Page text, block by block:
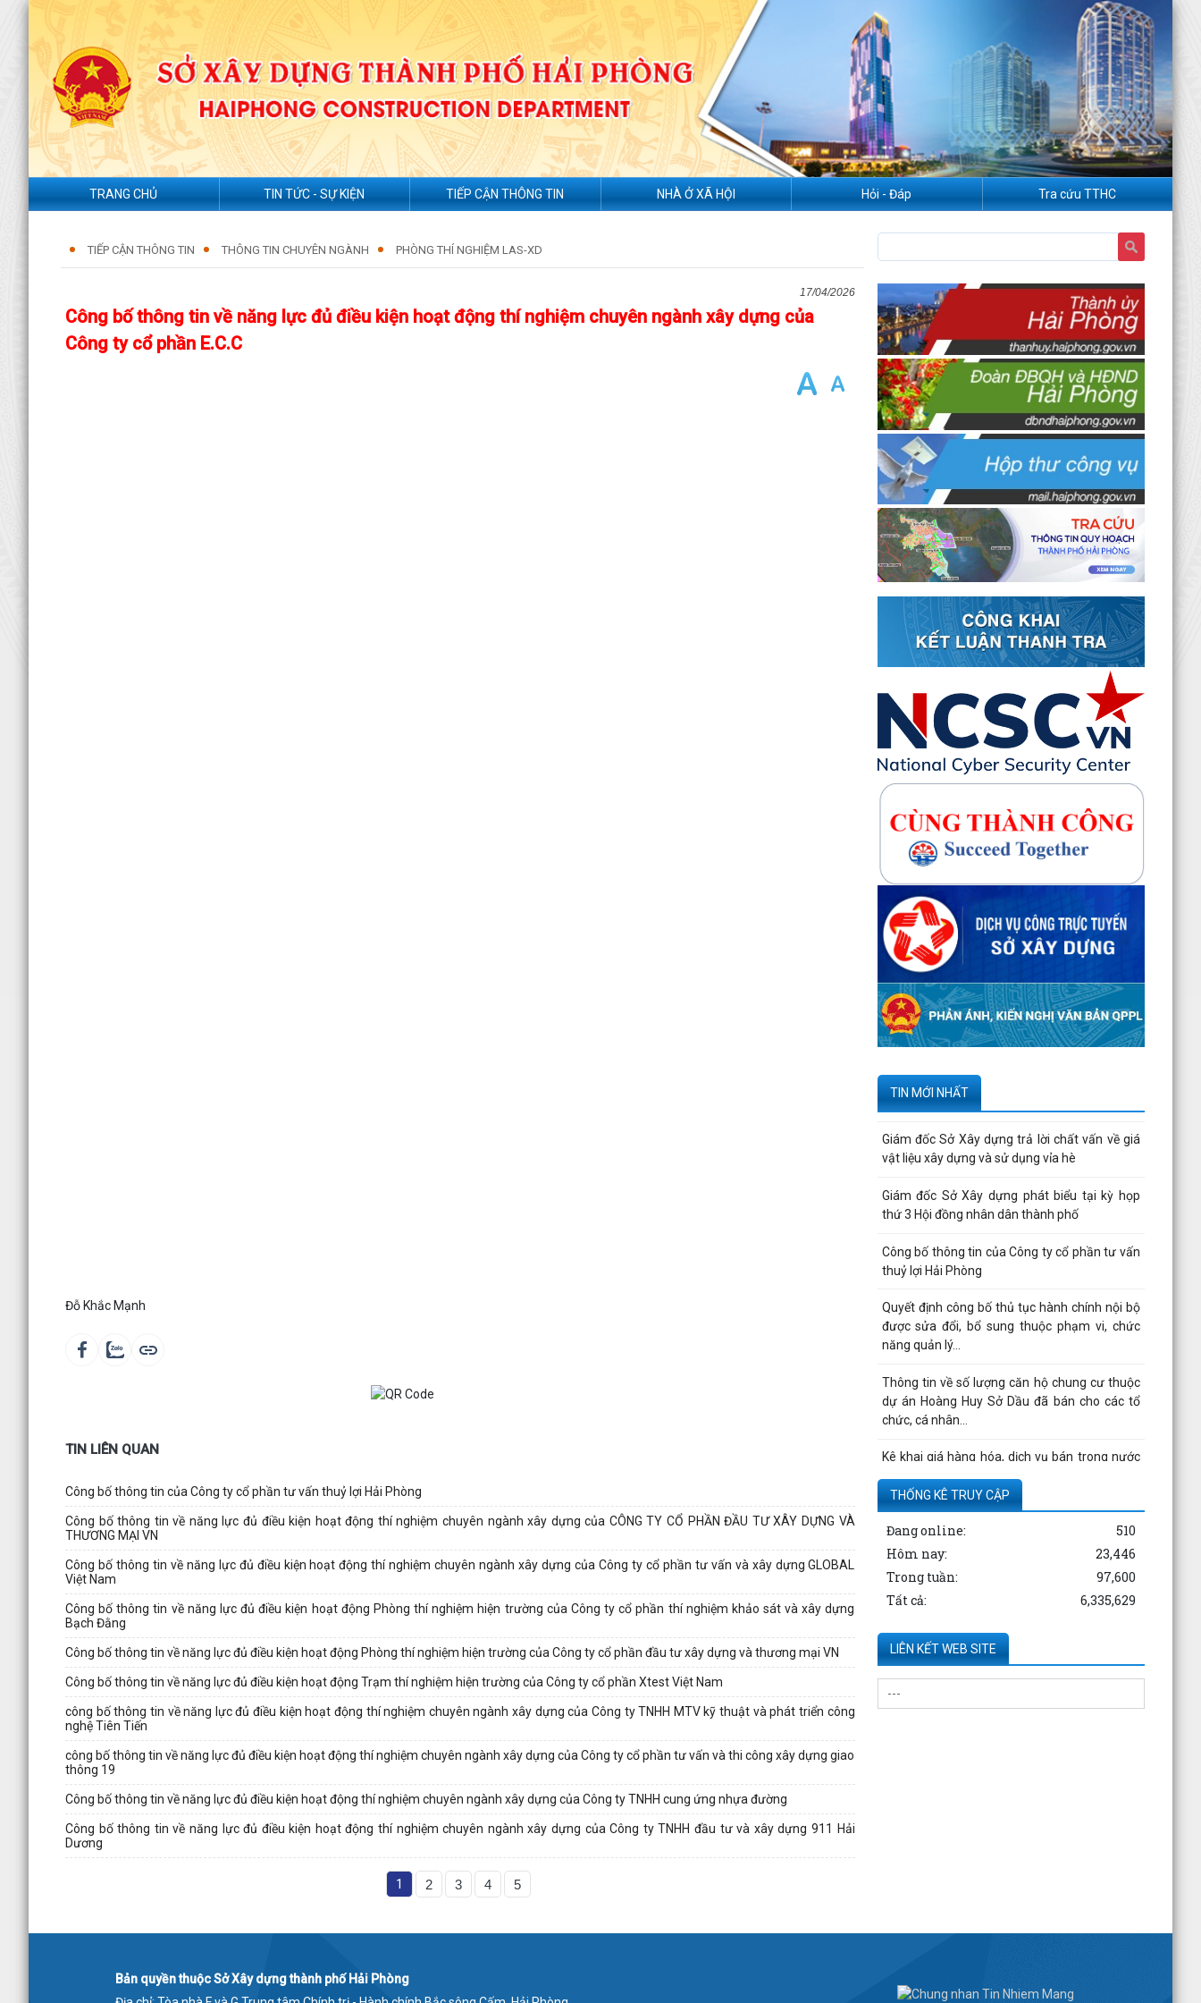
TRANG CHỦ TIN TỨC - SỰ KIỆN TIẾP CẬN THÔNG TIN NHÀ Ở XÃ HỘI Hỏi - Đáp Tra cứu TTHC
TIẾP CẬN THÔNG TIN THÔNG TIN CHUYÊN NGÀNH PHÒNG THÍ NGHIỆM LAS-XD
17/04/2026
Công bố thông tin về năng lực đủ điều kiện hoạt động thí nghiệm chuyên ngành xây dựng của
Công ty cổ phần E.C.C
Đỗ Khắc Mạnh
TIN LIÊN QUAN
Công bố thông tin của Công ty cổ phần tư vấn thuỷ lợi Hải Phòng
Công bố thông tin về năng lực đủ điều kiện hoạt động thí nghiệm chuyên ngành xây dựng của CÔNG TY CỔ PHẦN ĐẦU TƯ XÂY DỰNG VÀ
THƯƠNG MẠI VN
Công bố thông tin về năng lực đủ điều kiện hoạt động thí nghiệm chuyên ngành xây dựng của Công ty cổ phần tư vấn và xây dựng GLOBAL
Việt Nam
Công bố thông tin về năng lực đủ điều kiện hoạt động Phòng thí nghiệm hiện trường của Công ty cổ phần thí nghiệm khảo sát và xây dựng
Bạch Đằng
Công bố thông tin về năng lực đủ điều kiện hoạt động Phòng thí nghiệm hiện trường của Công ty cổ phần đầu tư xây dựng và thương mại VN
Công bố thông tin về năng lực đủ điều kiện hoạt động Trạm thí nghiệm hiện trường của Công ty cổ phần Xtest Việt Nam
công bố thông tin về năng lực đủ điều kiện hoạt động thí nghiệm chuyên ngành xây dựng của Công ty TNHH MTV kỹ thuật và phát triển công
nghệ Tiên Tiến
công bố thông tin về năng lực đủ điều kiện hoạt động thí nghiệm chuyên ngành xây dựng của Công ty cổ phần tư vấn và thi công xây dựng giao
thông 19
Công bố thông tin về năng lực đủ điều kiện hoạt động thí nghiệm chuyên ngành xây dựng của Công ty TNHH cung ứng nhựa đường
Công bố thông tin về năng lực đủ điều kiện hoạt động thí nghiệm chuyên ngành xây dựng của Công ty TNHH đầu tư và xây dựng 911 Hải
Dương
1 2 3 4 5
TIN MỚI NHẤT
Kê khai giá hàng hóa, dịch vụ bán trong nước
hoặc xuất khẩu của Công ty TNHH ống thép
Tạm thời chưa trả kết quả cấp chứng chỉ hành
nghề hoạt động xây dựng do vướng mắc hệ
thống - Thông...
Quyết định công bố danh mục thủ tục hành
chính được sửa đổi, bổ sung, bị bãi bỏ thuộc
phạm vi chức...
266 trường hợp được kiểm tra thông tin đăng
ký mua, thuê nhà ở xã hội tại Tràng Cát đợt 12
- Văn...
cấp chứng chỉ hành nghề môi giới bất động
sản đợt 1 năm...
Giám đốc Sở Xây dựng trả lời chất vấn về giá
vật liệu xây dựng và sử dụng vỉa hè
Giám đốc Sở Xây dựng phát biểu tại kỳ họp
thứ 3 Hội đồng nhân dân thành phố
Công bố thông tin của Công ty cổ phần tư vấn
thuỷ lợi Hải Phòng
Quyết định công bố thủ tục hành chính nội bộ
được sửa đổi, bổ sung thuộc phạm vi, chức
năng quản lý...
Thông tin về số lượng căn hộ chung cư thuộc
dự án Hoàng Huy Sở Dầu đã bán cho các tổ
chức, cá nhân...
Kê khai giá hàng hóa, dịch vụ bán trong nước
hoặc xuất khẩu của Công ty TNHH ống thép
190 - Văn bản...
Thông báo hạn chế giao thông đường thủy
trên sông Thái Bình phục vụ trục vớt phương
tiện bị chìm -...
Kê khai giá hàng hóa, dịch vụ bán trong nước
190 - Văn bản...
Kê khai giá hàng hóa, dịch vụ bán trong nước
công trình tỉnh Hải Dương (cũ) tại thời điểm
THỐNG KÊ TRUY CẬP
Đang online:
510
Hôm nay:
23,446
Trong tuần:
97,600
Tất cả:
6,335,629
LIÊN KẾT WEB SITE
Bản quyền thuộc Sở Xây dựng thành phố Hải Phòng